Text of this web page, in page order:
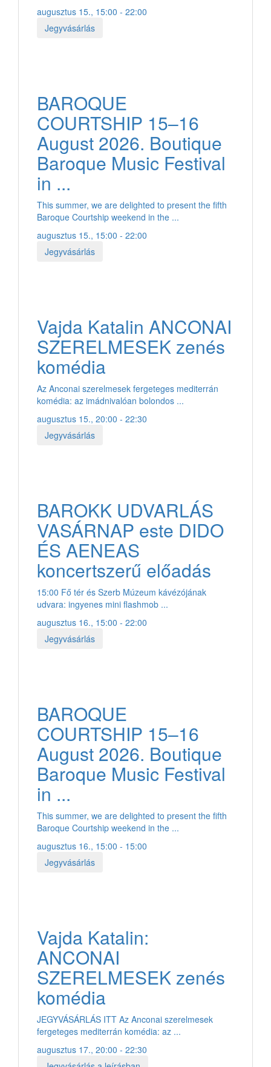
augusztus 15., 15:00 - 22:00
Jegyvásárlás
BAROQUE
COURTSHIP 15–16
August 2026. Boutique
Baroque Music Festival
in ...
This summer, we are delighted to present the fifth
Baroque Courtship weekend in the ...
augusztus 15., 15:00 - 22:00
Jegyvásárlás
Vajda Katalin ANCONAI
SZERELMESEK zenés
komédia
Az Anconai szerelmesek fergeteges mediterrán
komédia: az imádnivalóan bolondos ...
augusztus 15., 20:00 - 22:30
Jegyvásárlás
BAROKK UDVARLÁS
VASÁRNAP este DIDO
ÉS AENEAS
koncertszerű előadás
15:00 Fő tér és Szerb Múzeum kávézójának
udvara: ingyenes mini flashmob ...
augusztus 16., 15:00 - 22:00
Jegyvásárlás
BAROQUE
COURTSHIP 15–16
August 2026. Boutique
Baroque Music Festival
in ...
This summer, we are delighted to present the fifth
Baroque Courtship weekend in the ...
augusztus 16., 15:00 - 15:00
Jegyvásárlás
Vajda Katalin:
ANCONAI
SZERELMESEK zenés
komédia
JEGYVÁSÁRLÁS ITT Az Anconai szerelmesek
fergeteges mediterrán komédia: az ...
augusztus 17., 20:00 - 22:30